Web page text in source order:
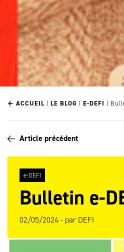
← ACCUEIL | LE BLOG | E-DEFI |
Article précédent
e-DEFI
Bulletin e-
02/05/2024 - par DEFI